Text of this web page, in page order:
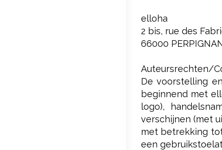
elloha
2 bis, rue des
66000
Auteursrechten/
De voorstelling
beginnend met
logo),
verschijnen (met
met betrekking
een